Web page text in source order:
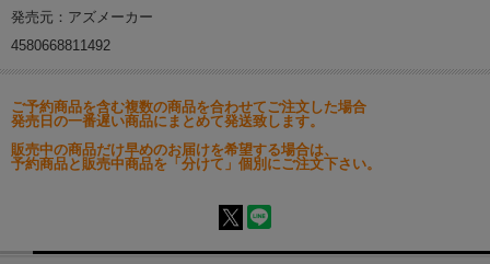
発売元：アズメーカー
4580668811492
ご予約商品を含む複数の商品を合わせてご注文した場合
発売日の一番遅い商品にまとめて発送致します。
販売中の商品だけ早めのお届けを希望する場合は、
予約商品と販売中商品を「分けて」個別にご注文下さい。